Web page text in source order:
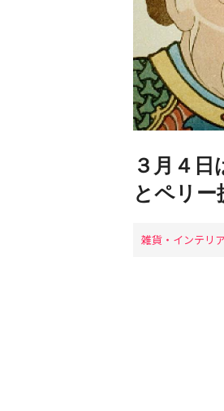
３月４
とペリー
雑貨・インテリア